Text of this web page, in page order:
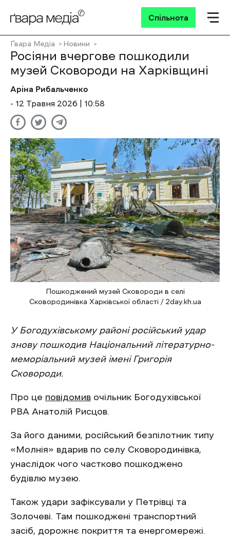
Спільнота
Ґвара Медіа Новини
Росіяни вчергове пошкодили
музей Сковороди на Харківщині
Аріна Рибальченко
- 12 Травня 2026 | 10:58
Пошкоджений музей Сковороди в селі
Сковородинівка Харківської області / 2day.kh.ua
У Богодухівському районі російський удар
знову пошкодив Національний літературно-
меморіальний музей імені Григорія
Сковороди.
Про це повідомив очільник Богодухівської
РВА Анатолій Рисцов.
За його даними, російський безпілотник типу
«Молнія» вдарив по селу Сковородинівка,
унаслідок чого частково пошкоджено
будівлю музею.
Також удари зафіксували у Петрівці та
Золочеві. Там пошкоджені транспортний
засіб, дорожнє покриття та енергомережі.